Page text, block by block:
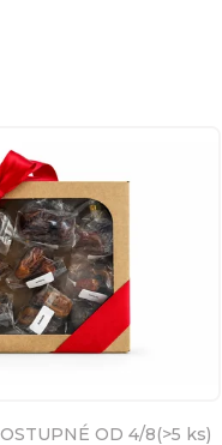
OD 4/8(>5 ks)